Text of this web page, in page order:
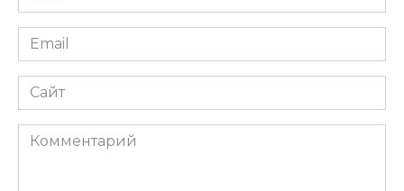
*
Email
*
Сайт
Комментарий